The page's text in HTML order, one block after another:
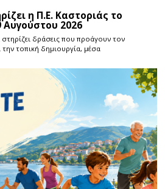
η Π.Ε. Καστοριάς το
Αυγούστου 2026
στηρίζει δράσεις που προάγουν τον
τοπική δημιουργία, μέσα